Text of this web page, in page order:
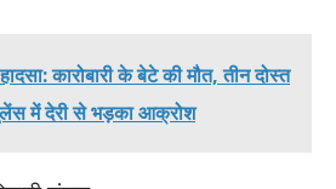
कारोबारी के बेटे की मौत, तीन दोस्त
में देरी से भड़का आक्रोश